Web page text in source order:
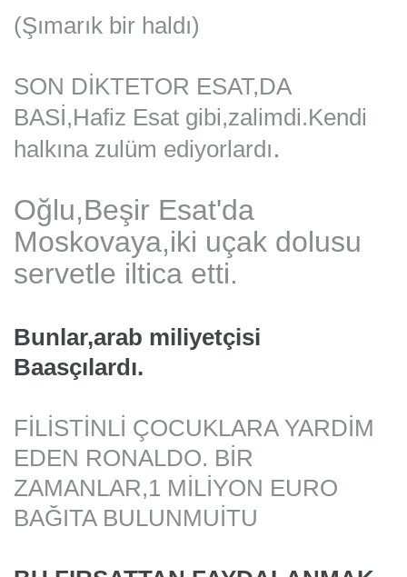
(Şımarık bir haldı)
SON DİKTETOR ESAT,DA
BASİ,Hafiz Esat gibi,zalimdi.Kendi
halkına zulüm ediyorlardı.
Oğlu,Beşir Esat'da
Moskovaya,iki uçak dolusu
servetle iltica etti.
Bunlar,arab miliyetçisi
Baasçılardı.
FİLİSTİNLİ ÇOCUKLARA YARDİM
EDEN RONALDO. BİR
ZAMANLAR,1 MİLİYON EURO
BAĞITA BULUNMUİTU